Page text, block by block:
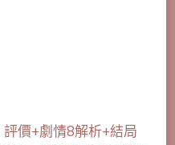
價+劇情8解析+結局